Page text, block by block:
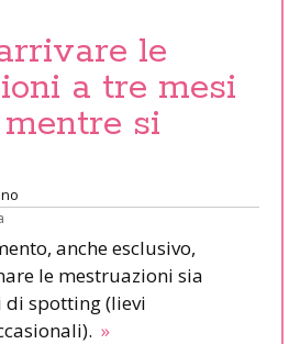
le
a tre mesi
si
anche esclusivo,
le mestruazioni sia
spotting (lievi
»